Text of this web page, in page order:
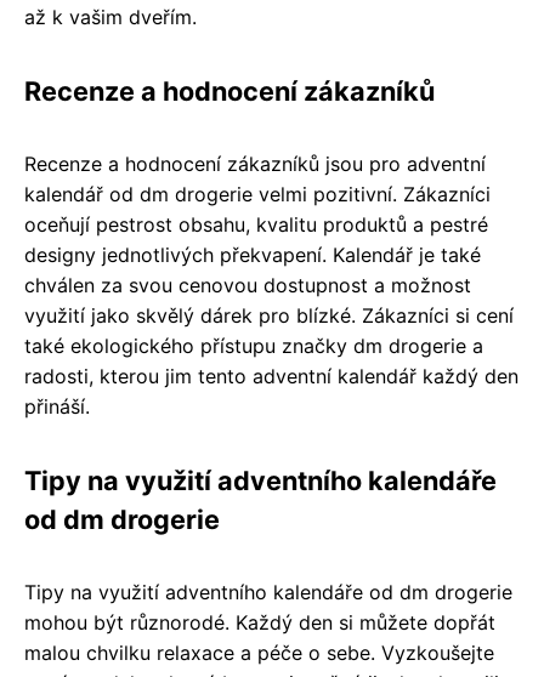
až k vašim dveřím.
Recenze a hodnocení zákazníků
Recenze a hodnocení zákazníků jsou pro adventní
kalendář od dm drogerie velmi pozitivní. Zákazníci
oceňují pestrost obsahu, kvalitu produktů a pestré
designy jednotlivých překvapení. Kalendář je také
chválen za svou cenovou dostupnost a možnost
využití jako skvělý dárek pro blízké. Zákazníci si cení
také ekologického přístupu značky dm drogerie a
radosti, kterou jim tento adventní kalendář každý den
přináší.
Tipy na využití adventního kalendáře
od dm drogerie
Tipy na využití adventního kalendáře od dm drogerie
mohou být různorodé. Každý den si můžete dopřát
malou chvilku relaxace a péče o sebe. Vyzkoušejte